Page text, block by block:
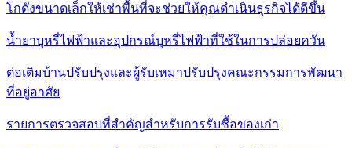
โกดังขนาดเล็กให้เช่าพื้นที่จะช่วยให้คุณดำเนินธุรกิจได้ดีขึ้น
น้ำยาบุหรี่ไฟฟ้าและอุปกรณ์บุหรี่ไฟฟ้าที่ใช้ในการปล่อยควัน
ต่อเติมบ้านปรับปรุงและผู้รับเหมาปรับปรุงคณะกรรมการพัฒนา
ที่อยู่อาศัย
รายการตรวจสอบที่สำคัญสำหรับการรับซื้อของเก่า